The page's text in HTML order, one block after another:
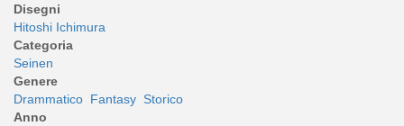
Disegni
Hitoshi Ichimura
Categoria
Seinen
Genere
Drammatico Fantasy Storico
Anno